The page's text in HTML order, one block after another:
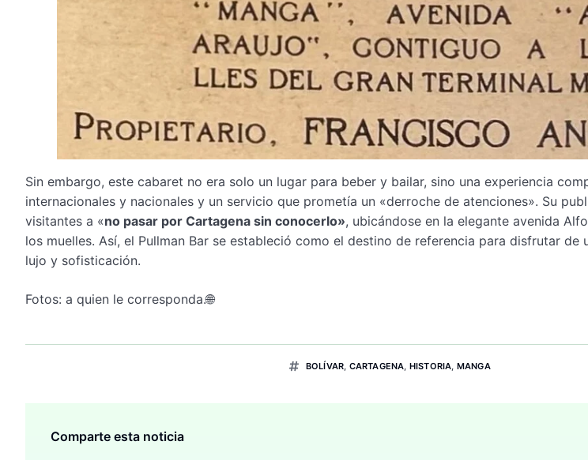
Sin embargo, este cabaret no era solo un lugar para beber y bailar, sino una experiencia
internacionales y nacionales y un servicio que prometía un «derroche de atenciones». Su
visitantes a «no pasar por Cartagena sin conocerlo», ubicándose en la elegante avenida
los muelles. Así, el Pullman Bar se estableció como el destino de referencia para disfrutar de
lujo y sofisticación.
Fotos: a quien le corresponda.🌐
BOLÍVAR, CARTAGENA, HISTORIA, MANGA
Comparte esta noticia